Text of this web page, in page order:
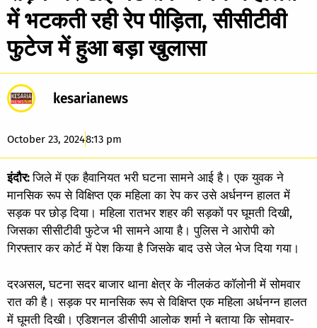
में भटकती रही रेप पीड़िता, सीसीटीवी
फुटेज में हुआ बड़ा खुलासा
kesarianews
October 23, 20248:13 pm
इंदौर:जिले में एक हैवानियत भरी घटना सामने आई है। एक युवक ने
मानसिक रूप से विक्षिप्त एक महिला का रेप कर उसे अर्धनग्न हालत में
सड़क पर छोड़ दिया। महिला रातभर शहर की सड़कों पर घूमती दिखी,
जिसका सीसीटीवी फुटेज भी सामने आया है। पुलिस ने आरोपी को
गिरफ्तार कर कोर्ट में पेश किया है जिसके बाद उसे जेल भेज दिया गया।
दरअसल, घटना सदर बाजार थाना क्षेत्र के नीलकंठ कॉलोनी में सोमवार
रात की है। सड़क पर मानसिक रूप से विक्षिप्त एक महिला अर्धनग्न हालत
में घूमती दिखी। एडिशनल डीसीपी आलोक शर्मा ने बताया कि सोमवार-